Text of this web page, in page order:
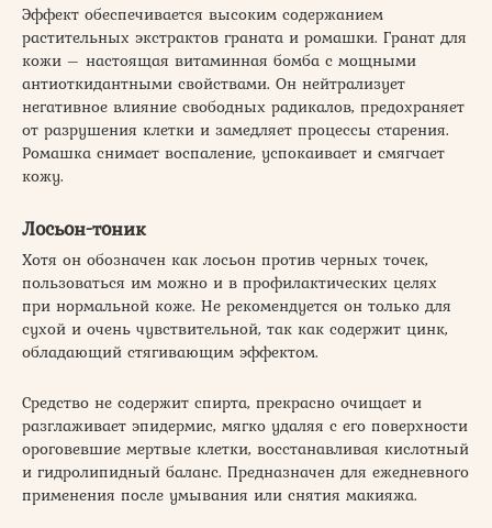
Эффект обеспечивается высоким содержанием
растительных экстрактов граната и ромашки. Гранат для
кожи – настоящая витаминная бомба с мощными
антиоткидантными свойствами. Он нейтрализует
негативное влияние свободных радикалов, предохраняет
от разрушения клетки и замедляет процессы старения.
Ромашка снимает воспаление, успокаивает и смягчает
кожу.
Лосьон-тоник
Хотя он обозначен как лосьон против черных точек,
пользоваться им можно и в профилактических целях
при нормальной коже. Не рекомендуется он только для
сухой и очень чувствительной, так как содержит цинк,
обладающий стягивающим эффектом.
Средство не содержит спирта, прекрасно очищает и
разглаживает эпидермис, мягко удаляя с его поверхности
ороговевшие мертвые клетки, восстанавливая кислотный
и гидролипидный баланс. Предназначен для ежедневного
применения после умывания или снятия макияжа.